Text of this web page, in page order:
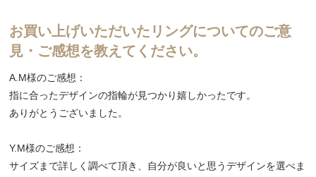
お買い上げいただいたリングについてのご意
見・ご感想を教えてください。
A.M様のご感想：
指に合ったデザインの指輪が見つかり嬉しかったです。
ありがとうございました。
Y.M様のご感想：
サイズまで詳しく調べて頂き、自分が良いと思うデザインを選べま